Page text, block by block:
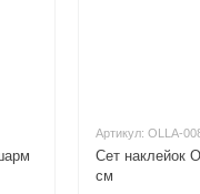
Артикул: OLLA-
Сет наклейок
см